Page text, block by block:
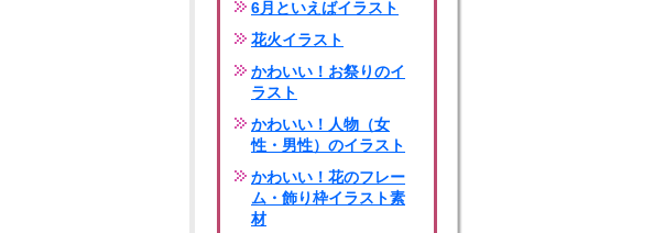
6月といえばイラスト
花火イラスト
かわいい！お祭りのイ
ラスト
かわいい！人物（女
性・男性）のイラスト
かわいい！花のフレー
ム・飾り枠イラスト素
材